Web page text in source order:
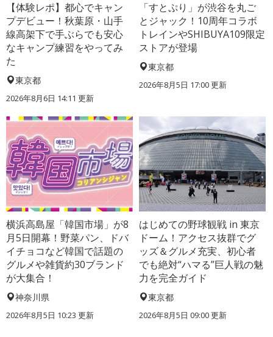
【体験レポ】都心でキャン
プデビュー！秋葉原・山手
線高架下で手ぶらでも安心
なキャンプ練習をやってみ
た
東京都
2026年8月6日 14:11 更新
「すとぷり」が渋谷を丸ご
とジャック！10周年コラボ
トレインやSHIBUYA109限定
ストアが登場
東京都
2026年8月5日 17:00更新
横浜高島屋「韓国市場」が8
月5日開幕！野菜パン、ドバ
イチョコなど韓国で話題の
グルメや雑貨約30ブランド
が大集合！
神奈川県
2026年8月5日 10:23 更新
はじめての野球観戦 in 東京
ドーム！アクセス抜群でグ
ッズ＆グルメ充実、初心者
でも絶対“ハマる”巨人戦の魅
力を完全ガイド
東京都
2026年8月5日 09:00更新